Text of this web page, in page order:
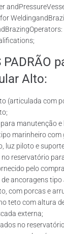
PADRÃO
Alto:
(articulada com
manutenção e
marinheiro com
luz piloto e
no reservatório
pelo
ancoragens
com porcas e
teto com altura
externa;
no